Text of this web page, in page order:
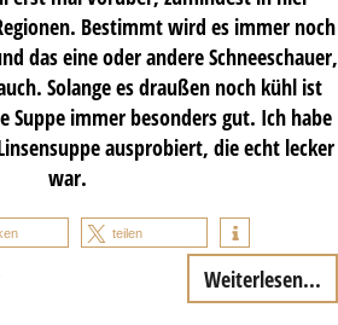
Bestimmt wird es immer noch
das eine oder andere Schneeschauer,
Solange es draußen noch kühl ist
Suppe immer besonders gut. Ich habe
ausprobiert, die echt lecker
war.
teilen
Weiterlesen...